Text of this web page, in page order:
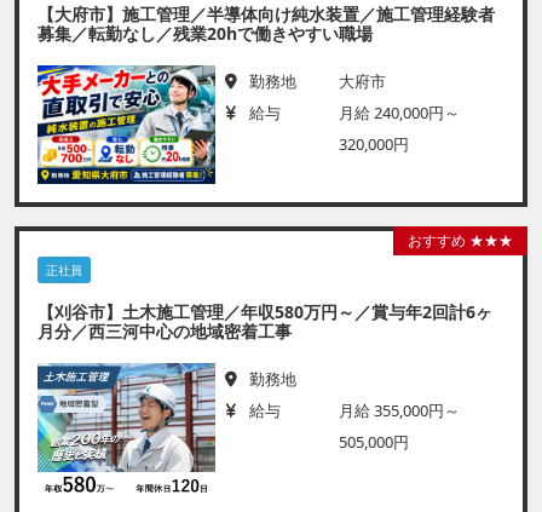
【大府市】施工管理／半導体向け純水装置／施工管理経験者
募集／転勤なし／残業20hで働きやすい職場
勤務地
大府市
給与
月給 240,000円～
320,000円
おすすめ ★★★
正社員
【刈谷市】土木施工管理／年収580万円～／賞与年2回計6ヶ
月分／西三河中心の地域密着工事
勤務地
給与
月給 355,000円～
505,000円